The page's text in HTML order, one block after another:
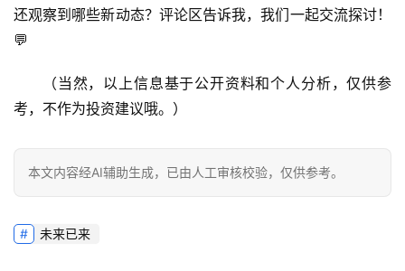
还观察到哪些新动态？ 评论区告诉我，我们一起交流探讨！
💬
（当然，以上信息基于公开资料和个人分析，仅供参
考，不作为投资建议哦。）
本文内容经AI辅助生成，已由人工审核校验，仅供参考。
未来已来